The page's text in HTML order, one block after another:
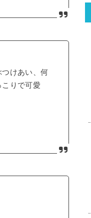
けあい、何
りで可愛